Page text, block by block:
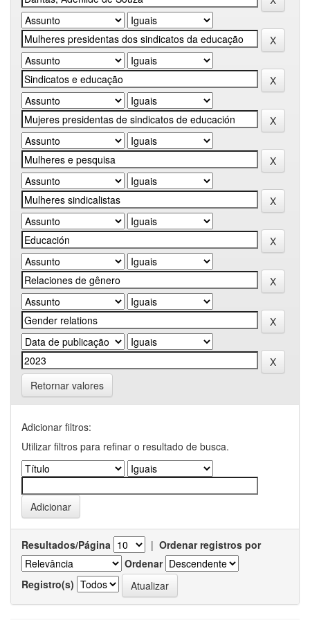
Retornar valores
Adicionar filtros:
Utilizar filtros para refinar o resultado de busca.
Resultados/Página | Ordenar registros por
Ordenar
Registro(s)